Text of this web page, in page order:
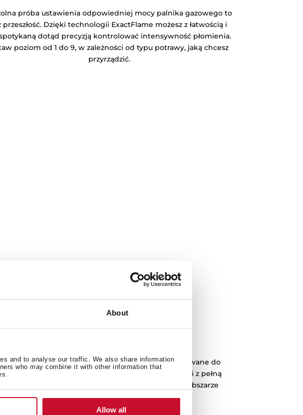
About
and to analyse our traffic. We also share information
who may combine it with other information that
Allow all
próba ustawienia odpowiedniej mocy palnika gazowego to
przeszłość. Dzięki technologii ExactFlame możesz z łatwością i
dotąd precyzją kontrolować intensywność płomienia.
poziom od 1 do 9, w zależności od typu potrawy, jaką chcesz
przyrządzić.
odpowiednio zakrzywione ruszty zaprojektowane do
każdej patelni z jednego palnika na drugi z pełną
swobodą. Większa niezależność pracy w dowolnym obszarze
gotowania.